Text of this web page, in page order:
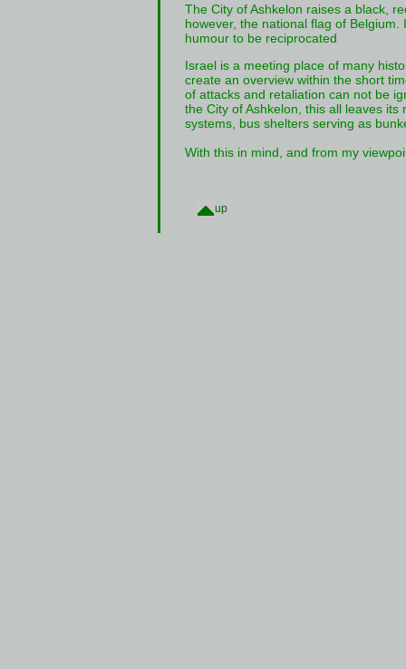
The City of Ashkelon raises a black,
however, the national flag of
humour to be reciprocated
Israel is a meeting place of many
create an overview within the short
of attacks and retaliation can not be
the City of Ashkelon, this all leaves
systems, bus shelters serving as
With this in mind, and from my
up